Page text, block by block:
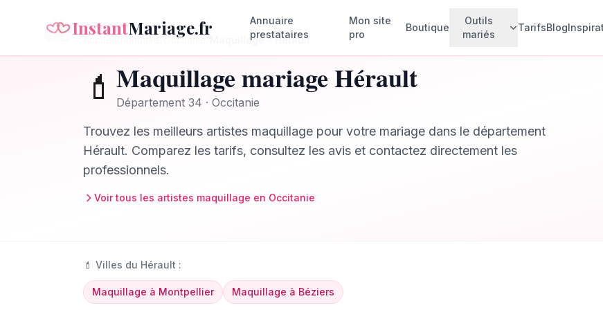
InstantMariage.fr
Annuaire
prestataires
Mon site
pro
Boutique
Outils
mariés
Faire-parts animés
🪑
Invités & Plan de table
table
TarifsBlog
Occitanie Maquillage–Hérault
💄 MaquillagemariageHérault
Département 34 · Occitanie
Trouvez les meilleurs artistes maquillage pour votre mariage dans le département
Hérault. Comparez les tarifs, consultez les avis et contactez directement les
professionnels.
Voir tous les artistes maquillage en Occitanie
💄 Villes du Hérault :
Maquillage à Montpellier Maquillage à Béziers